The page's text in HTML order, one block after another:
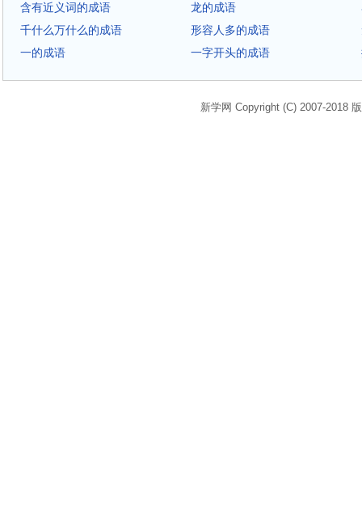
含有近义词的成语
龙的成语
千什么万什么的成语
形容人多的成语
一的成语
一字开头的成语
新学网 Copyright (C) 2007-2018